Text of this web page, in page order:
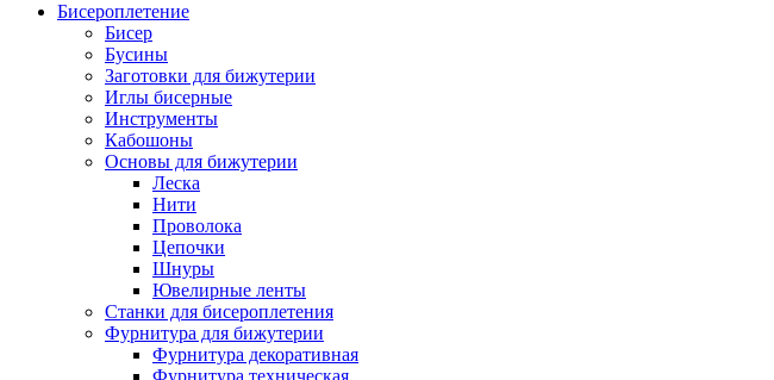
Бисероплетение
Бисер
Бусины
Заготовки для бижутерии
Иглы бисерные
Инструменты
Кабошоны
Основы для бижутерии
Леска
Нити
Проволока
Цепочки
Шнуры
Ювелирные ленты
Станки для бисероплетения
Фурнитура для бижутерии
Фурнитура декоративная
Фурнитура техническая